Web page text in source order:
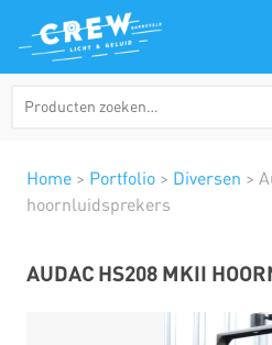
Home > Portfolio > Diversen >
hoornluidsprekers
AUDAC HS208 MKII